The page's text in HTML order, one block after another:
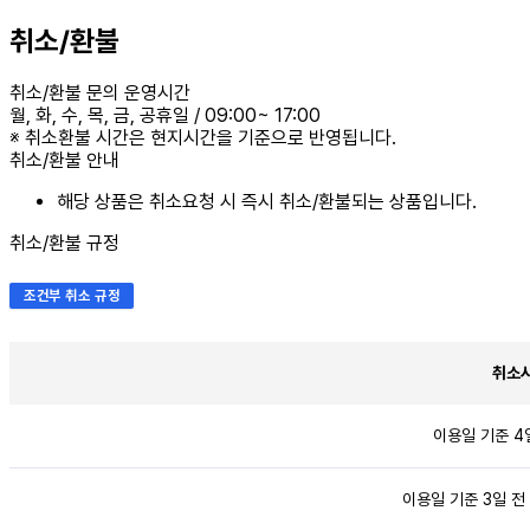
취소/환불
취소/환불 문의 운영시간
월, 화, 수, 목, 금 , 공휴일 / 09:00~ 17:00
※ 취소환불 시간은 현지시간을 기준으로 반영됩니다.
취소/환불 안내
해당 상품은 취소요청 시 즉시 취소/환불되는 상품입니다.
취소/환불 규정
조건부 취소 규정
취소
이용일 기준 4
이용일 기준 3일